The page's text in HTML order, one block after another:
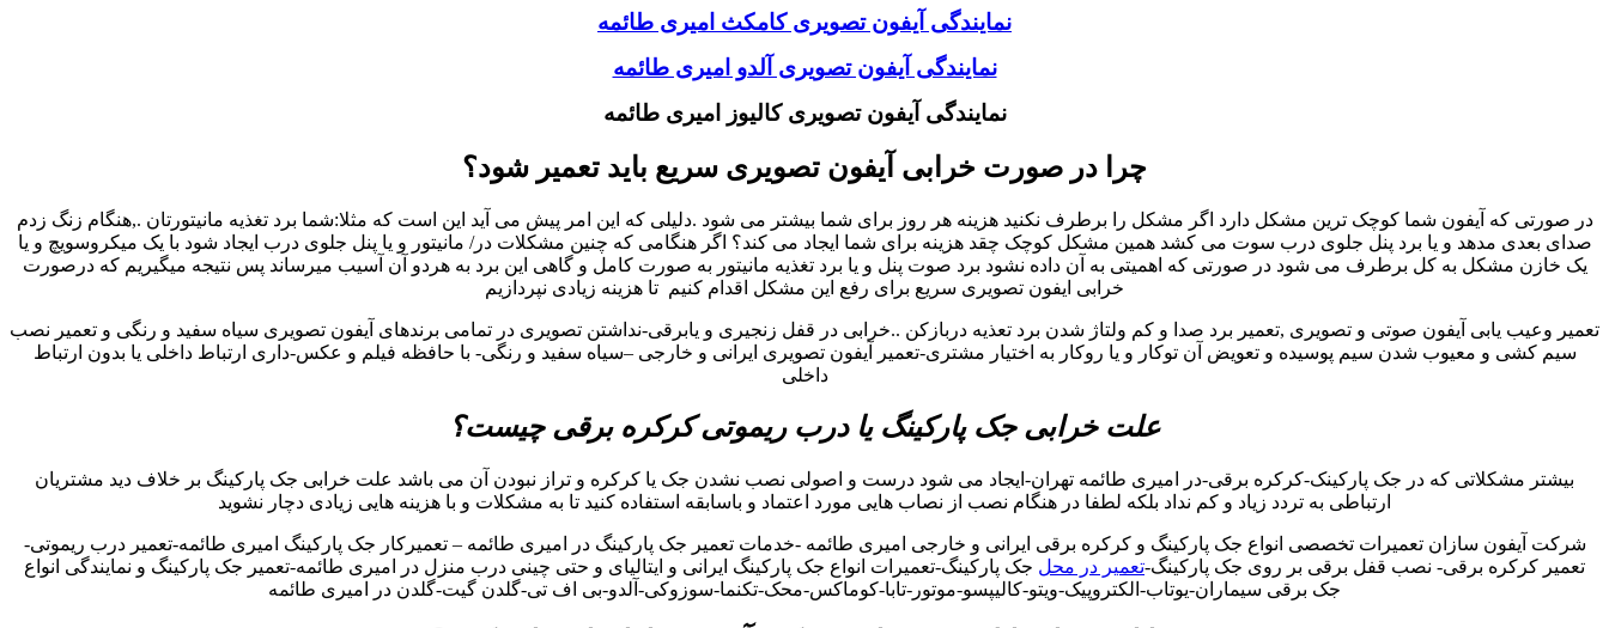
نمایندگی آیفون تصویری کامکث امیری طائمه
نمایندگی آیفون تصویری آلدو امیری طائمه
نمایندگی آیفون تصویری کالیوز امیری طائمه
چرا در صورت خرابی آیفون تصویری سریع باید تعمیر شود؟
در صورتی که آیفون شما کوچک ترین مشکل دارد اگر مشکل را برطرف نکنید هزینه هر روز برای شما بیشتر می شود .دلیلی که این امر پیش می آید این است که مثلا:شما برد تغذیه مانیتورتان .,هنگام زنگ زدم
صدای بعدی مدهد و یا برد پنل جلوی درب سوت می کشد همین مشکل کوچک چقد هزینه برای شما ایجاد می کند؟ اگر هنگامی که چنین مشکلات در/ مانیتور و یا پنل جلوی درب ایجاد شود با یک میکروسویچ و یا
یک خازن مشکل به کل برطرف می شود در صورتی که اهمیتی به آن داده نشود برد صوت پنل و یا برد تغذیه مانیتور به صورت کامل و گاهی این برد به هردو آن آسیب میرساند پس نتیجه میگیریم که درصورت
خرابی ایفون تصویری سریع برای رفع این مشکل اقدام کنیم تا هزینه زیادی نپردازیم
تعمیر وعیب یابی آیفون صوتی و تصویری ,تعمیر برد صدا و کم ولتاژ شدن برد تعذیه دربازکن ..خرابی در قفل زنجیری و یابرقی-نداشتن تصویری در تمامی برندهای آیفون تصویری سیاه سفید و رنگی و تعمیر نصب
سیم کشی و معیوب شدن سیم پوسیده و تعویض آن توکار و یا روکار به اختیار مشتری-تعمیر آیفون تصویری ایرانی و خارجی –سیاه سفید و رنگی- با حافظه فیلم و عکس-داری ارتباط داخلی یا بدون ارتباط
داخلی
علت خرابی جک پارکینگ یا درب ریموتی کرکره برقی چیست؟
بیشتر مشکلاتی که در جک پارکینک-کرکره برقی-در امیری طائمه تهران-ایجاد می شود درست و اصولی نصب نشدن جک یا کرکره و تراز نبودن آن می باشد علت خرابی جک پارکینگ بر خلاف دید مشتریان
ارتباطی به تردد زیاد و کم نداد بلکه لطفا در هنگام نصب از نصاب هایی مورد اعتماد و باسابقه استفاده کنید تا به مشکلات و با هزینه هایی زیادی دچار نشوید
شرکت آیفون سازان تعمیرات تخصصی انواع جک پارکینگ و کرکره برقی ایرانی و خارجی امیری طائمه -خدمات تعمیر جک پارکینگ در امیری طائمه – تعمیرکار جک پارکینگ امیری طائمه-تعمیر درب ریموتی-
تعمیر کرکره برقی- نصب قفل برقی بر روی جک پارکینگ-تعمیر در محل جک پارکینگ-تعمیرات انواع جک پارکینگ ایرانی و ایتالیای و حتی چینی درب منزل در امیری طائمه-تعمیر جک پارکینگ و نمایندگی انواع
جک برقی سیماران-یوتاب-الکتروپیک-ویتو-کالیپسو-موتور-تابا-کوماکس-محک-تکنما-سوزوکی-آلدو-بی اف تی-گلدن گیت-گلدن در امیری طائمه